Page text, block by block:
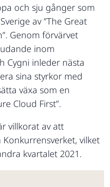
och sju gånger som
av ”The Great
Genom förvärvet
inom
Cygni inleder nästa
sina styrkor med
växa som en
Cloud First”.
villkorat av att
vilket
kvartalet 2021.